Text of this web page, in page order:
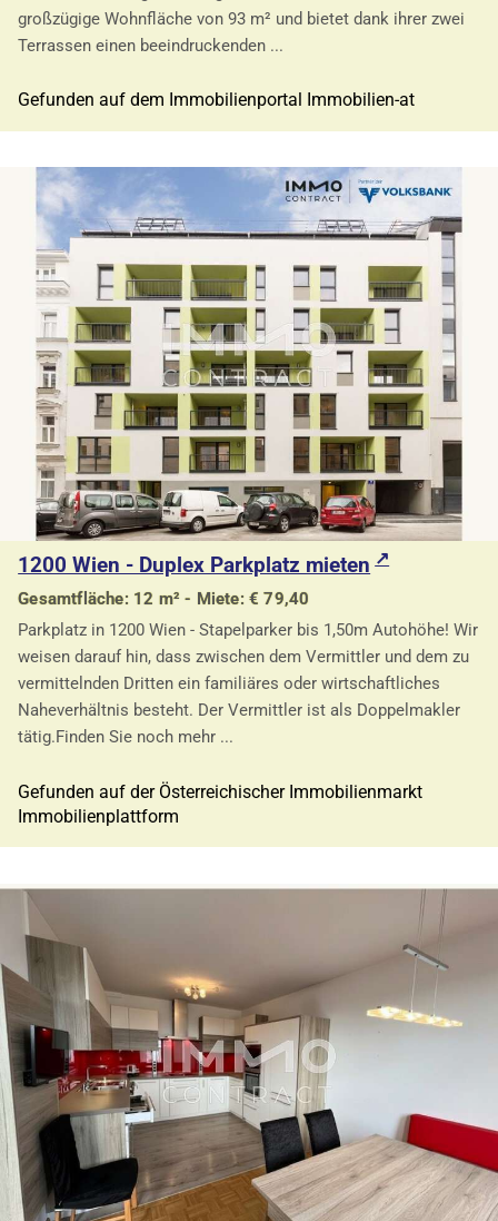
großzügige Wohnfläche von 93 m² und bietet dank ihrer zwei
Terrassen einen beeindruckenden ...
Gefunden auf dem Immobilienportal Immobilien-at
1200 Wien - Duplex Parkplatz mieten
Gesamtfläche: 12 m² - Miete: € 79,40
Parkplatz in 1200 Wien - Stapelparker bis 1,50m Autohöhe! Wir
weisen darauf hin, dass zwischen dem Vermittler und dem zu
vermittelnden Dritten ein familiäres oder wirtschaftliches
Naheverhältnis besteht. Der Vermittler ist als Doppelmakler
tätig.Finden Sie noch mehr ...
Gefunden auf der Österreichischer Immobilienmarkt
Immobilienplattform